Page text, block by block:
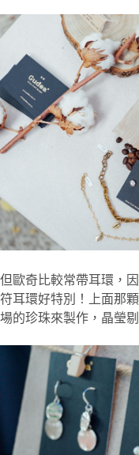
但歐奇比較常帶耳環，
符耳環好特別！上面那
場的珍珠來製作，晶瑩